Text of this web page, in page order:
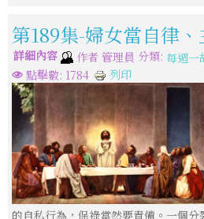
第189集-婦女當自律
詳細內容 作者 管理員 分類: 每週一
點擊數: 1784
列印
的自私行為，保祿當然要責備。一個